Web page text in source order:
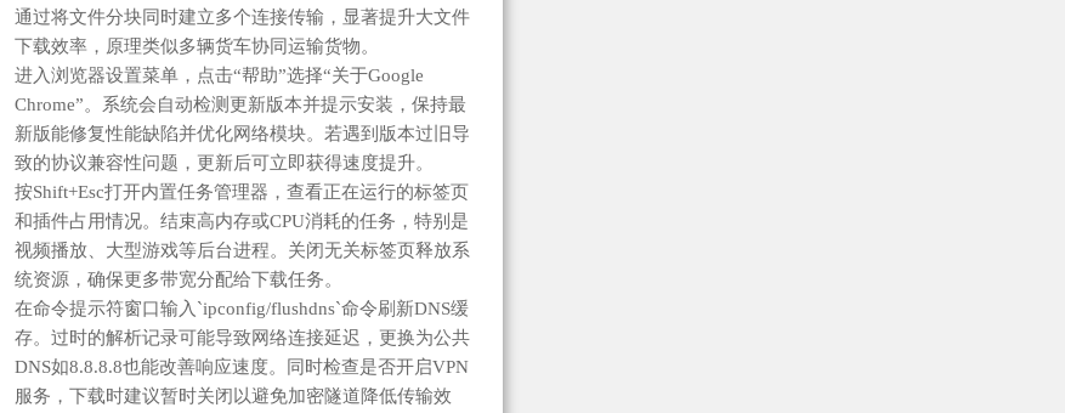
通过将文件分块同时建立多个连接传输，显著提升大文件
下载效率，原理类似多辆货车协同运输货物。
进入浏览器设置菜单，点击“帮助”选择“关于Google
Chrome”。系统会自动检测更新版本并提示安装，保持最
新版能修复性能缺陷并优化网络模块。若遇到版本过旧导
致的协议兼容性问题，更新后可立即获得速度提升。
按Shift+Esc打开内置任务管理器，查看正在运行的标签页
和插件占用情况。结束高内存或CPU消耗的任务，特别是
视频播放、大型游戏等后台进程。关闭无关标签页释放系
统资源，确保更多带宽分配给下载任务。
在命令提示符窗口输入`ipconfig/flushdns`命令刷新DNS缓
存。过时的解析记录可能导致网络连接延迟，更换为公共
DNS如8.8.8.8也能改善响应速度。同时检查是否开启VPN
服务，下载时建议暂时关闭以避免加密隧道降低传输效